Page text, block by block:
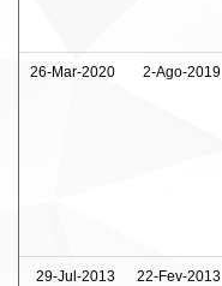
26-Mar-2020 2-Ago-2019
29-Jul-2013 22-Fev-2013